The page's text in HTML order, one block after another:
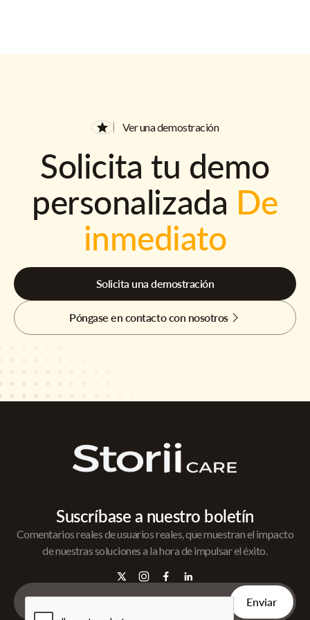
Ver una demostración
Solicita tu demo
personalizada De
inmediato
Solicita una demostración
Póngase en contacto con nosotros
Suscríbase a nuestro boletín
Comentarios reales de usuarios reales, que muestran el impacto
de nuestras soluciones a la hora de impulsar el éxito.